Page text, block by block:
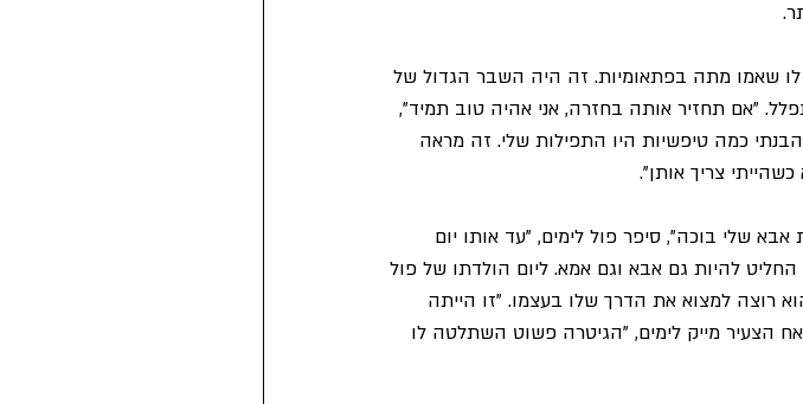
מקרטני בן ה-14 התעורר ונודע לו שאמו מתה בפתאומיות. זה היה השבר הגדול של
"אם תחזיר אותה בחזרה, אני אהיה טוב תמיד",
כמה טיפשיות היו התפילות שלי. זה מראה
צריך אותן".
שלי בוכה", סיפר פול לימים, "עד אותו יום
החליט להיות גם אבא וגם אמא. ליום הולדתו של פול
רוצה למצוא את הדרך שלו בעצמו. "זו הייתה
הצעיר מייק לימים, "הגיטרה פשוט השתלטה לו